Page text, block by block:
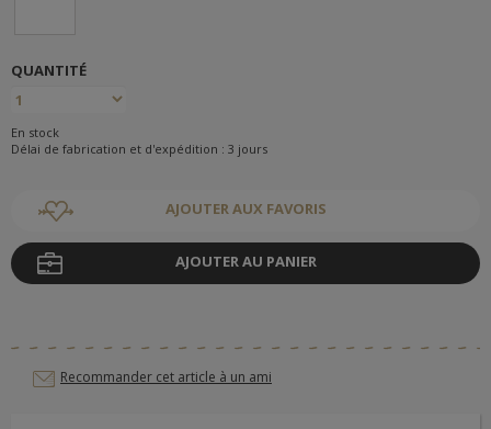
QUANTITÉ
En stock
Délai de fabrication et d'expédition : 3 jours
AJOUTER AUX FAVORIS
AJOUTER AU PANIER
Recommander cet article à un ami